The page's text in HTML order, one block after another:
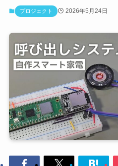
プロジェクト 2026年5月24日